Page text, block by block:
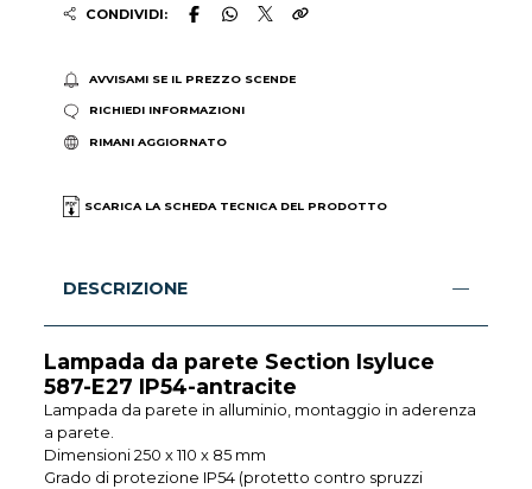
CONDIVIDI:
AVVISAMI SE IL PREZZO SCENDE
RICHIEDI INFORMAZIONI
RIMANI AGGIORNATO
SCARICA LA SCHEDA TECNICA DEL PRODOTTO
DESCRIZIONE
Lampada da parete Section Isyluce
587-E27 IP54-antracite
Lampada da parete in alluminio, montaggio in aderenza
a parete.
Dimensioni 250 x 110 x 85 mm
Grado di protezione IP54 (protetto contro spruzzi